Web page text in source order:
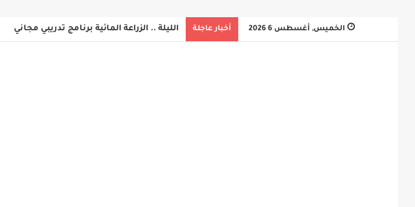
الخميس, أغسطس 6 2026 أخبار عاجلة الليلة .. الزراعة المائية برنامج تدريبي مجاني